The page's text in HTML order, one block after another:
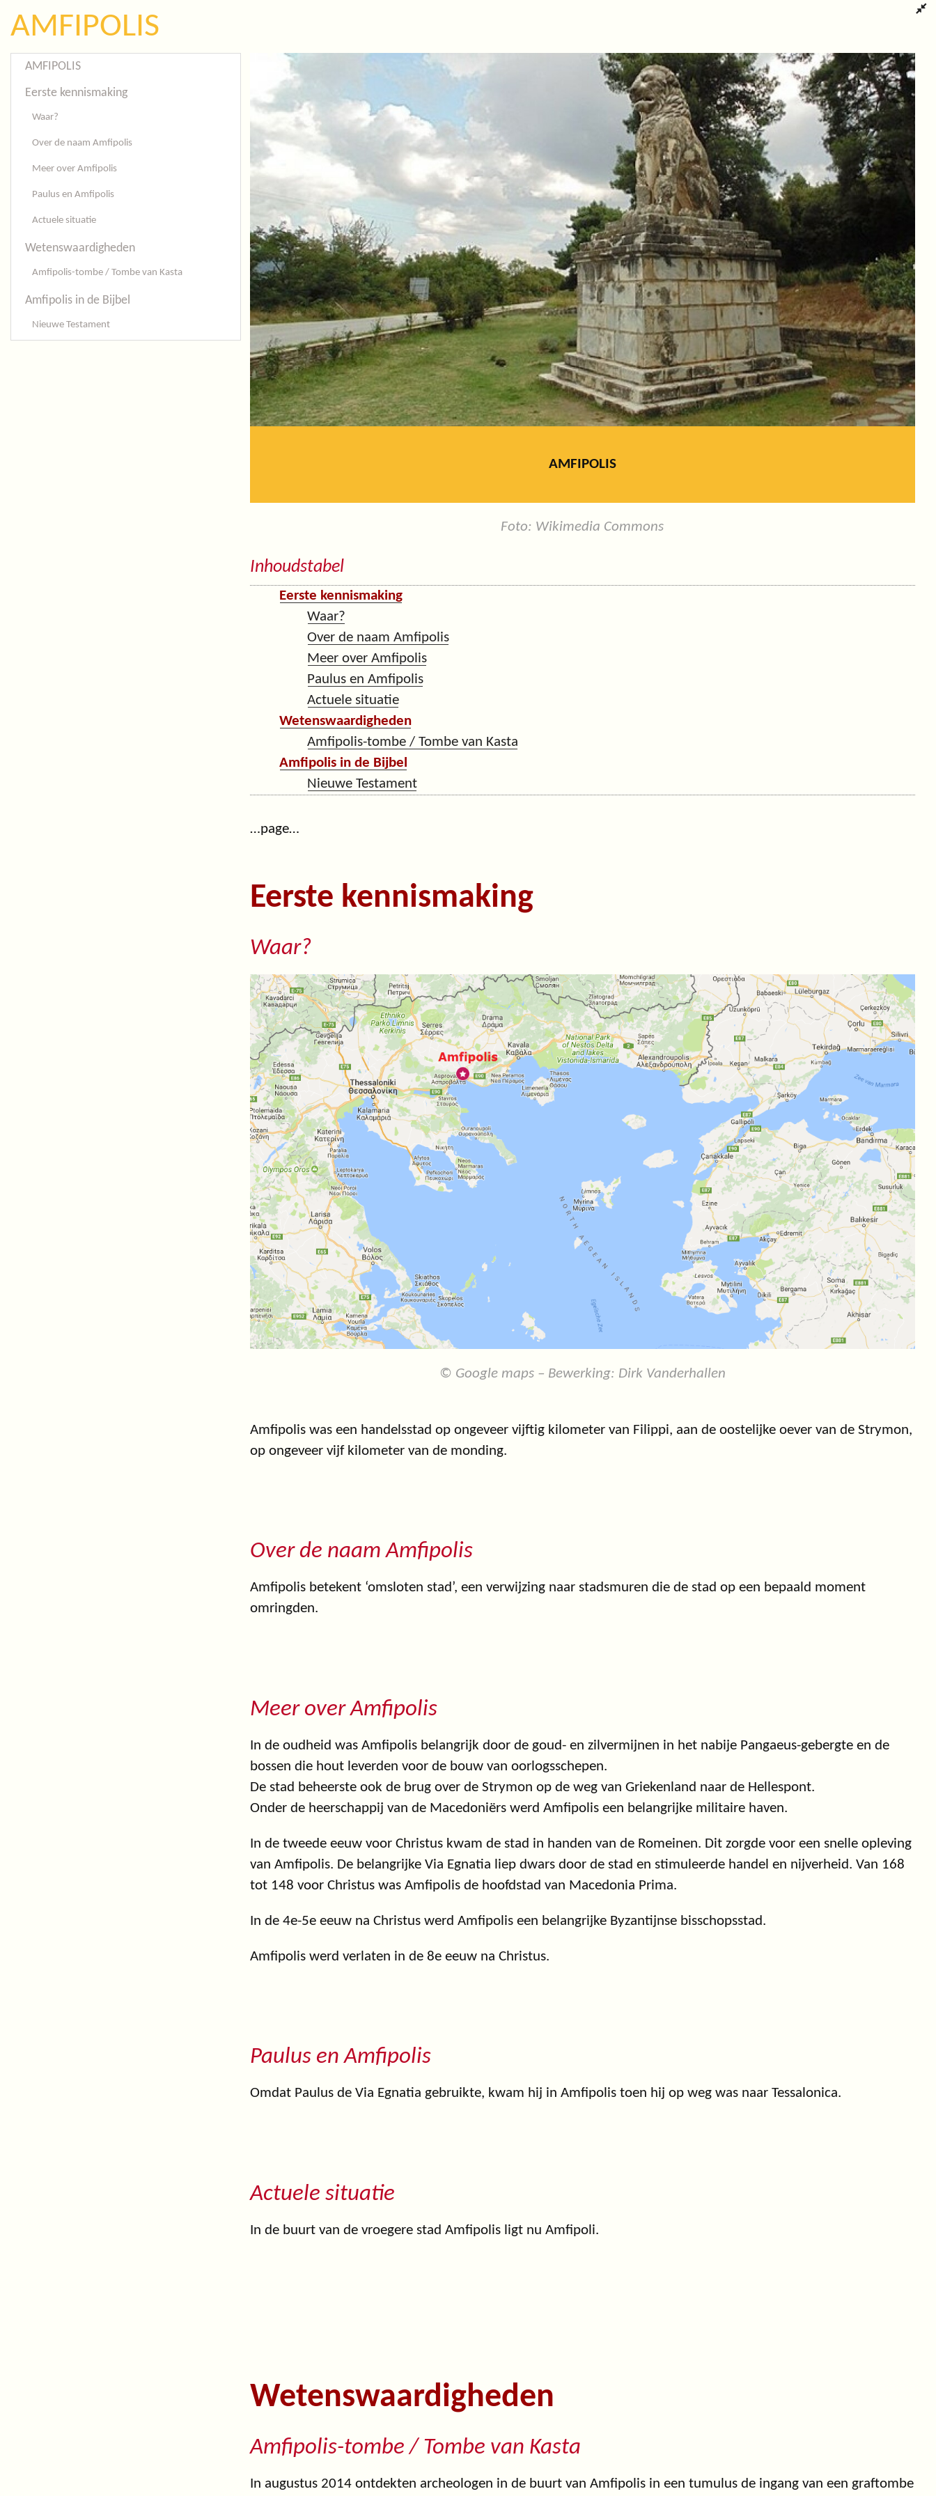
AMFIPOLIS
AMFIPOLIS
Eerste kennismaking
Waar?
Over de naam Amfipolis
Meer over Amfipolis
Paulus en Amfipolis
Actuele situatie
Wetenswaardigheden
Amfipolis-tombe / Tombe van Kasta
Amfipolis in de Bijbel
Nieuwe Testament
AMFIPOLIS
Foto: Wikimedia Commons
Inhoudstabel
Eerste kennismaking
Waar?
Over de naam Amfipolis
Meer over Amfipolis
Paulus en Amfipolis
Actuele situatie
Wetenswaardigheden
Amfipolis-tombe / Tombe van Kasta
Amfipolis in de Bijbel
Nieuwe Testament
…page…
Eerste kennismaking
Waar?
© Google maps – Bewerking: Dirk Vanderhallen
Amfipolis was een handelsstad op ongeveer vijftig kilometer van Filippi, aan de oostelijke oever van de Strymon,
op ongeveer vijf kilometer van de monding.
Over de naam Amfipolis
Amfipolis betekent ‘omsloten stad’, een verwijzing naar stadsmuren die de stad op een bepaald moment
omringden.
Meer over Amfipolis
In de oudheid was Amfipolis belangrijk door de goud- en zilvermijnen in het nabije Pangaeus-gebergte en de
bossen die hout leverden voor de bouw van oorlogsschepen.
De stad beheerste ook de brug over de Strymon op de weg van Griekenland naar de Hellespont.
Onder de heerschappij van de Macedoniërs werd Amfipolis een belangrijke militaire haven.
In de tweede eeuw voor Christus kwam de stad in handen van de Romeinen. Dit zorgde voor een snelle opleving
van Amfipolis. De belangrijke Via Egnatia liep dwars door de stad en stimuleerde handel en nijverheid. Van 168
tot 148 voor Christus was Amfipolis de hoofdstad van Macedonia Prima.
In de 4e-5e eeuw na Christus werd Amfipolis een belangrijke Byzantijnse bisschopsstad.
Amfipolis werd verlaten in de 8e eeuw na Christus.
Paulus en Amfipolis
Omdat Paulus de Via Egnatia gebruikte, kwam hij in Amfipolis toen hij op weg was naar Tessalonica.
Actuele situatie
In de buurt van de vroegere stad Amfipolis ligt nu Amfipoli.
Wetenswaardigheden
Amfipolis-tombe / Tombe van Kasta
In augustus 2014 ontdekten archeologen in de buurt van Amfipolis in een tumulus de ingang van een graftombe